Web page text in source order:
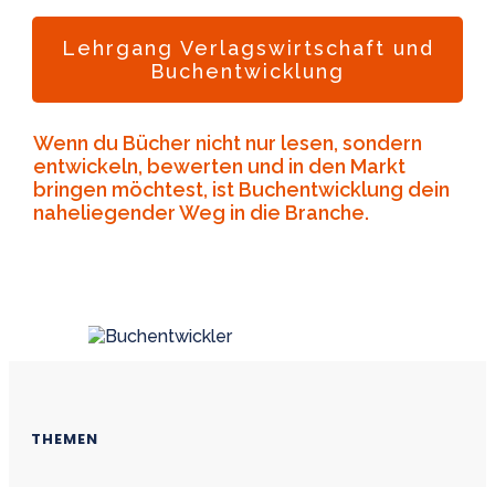
Lehrgang Verlagswirtschaft und
Buchentwicklung
Wenn du Bücher nicht nur lesen, sondern
entwickeln, bewerten und in den Markt
bringen möchtest, ist Buchentwicklung dein
naheliegender Weg in die Branche.
THEMEN